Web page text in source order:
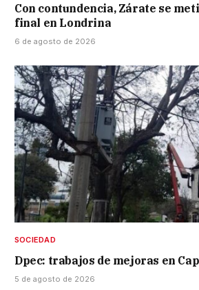
Con contundencia, Zárate se
final en Londrina
6 de agosto de 2026
SOCIEDAD
Dpec: trabajos de mejoras en
5 de agosto de 2026